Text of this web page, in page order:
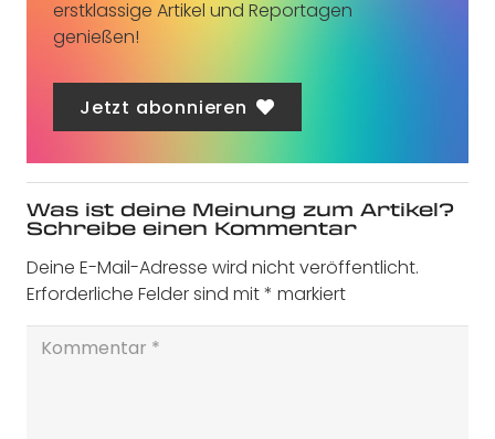
erstklassige Artikel und Reportagen
genießen!
Jetzt abonnieren
Was ist deine Meinung zum Artikel?
Schreibe einen Kommentar
Deine E-Mail-Adresse wird nicht veröffentlicht.
Erforderliche Felder sind mit* markiert